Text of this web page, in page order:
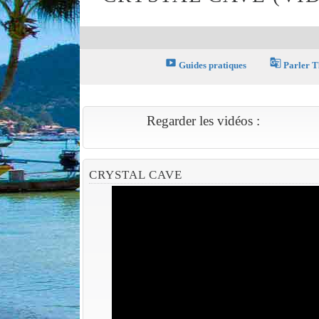
smart_display Guides pratiques g_translateParler
Regarder les vidéos :
CRYSTAL CAVE